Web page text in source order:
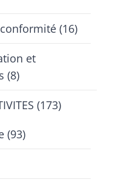
(16)
et
(8)
(173)
(93)